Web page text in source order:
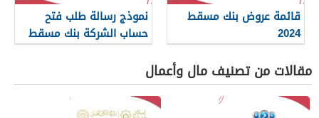
قائمة عروض بنك مسقط
2024
نموذج رسالة طلب فتح
حساب الشركة بنك مسقط
مقالات من تصنيف مال وأعمال